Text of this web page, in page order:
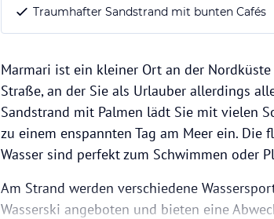
Traumhafter Sandstrand mit bunten Cafés
Marmari ist ein kleiner Ort an der
Straße, an der Sie als Urlauber allerdings
Sandstrand mit Palmen lädt Sie mit vielen
zu einem enspannten Tag am Meer ein.
Wasser sind perfekt zum Schwimmen oder
Am Strand werden verschiedene
Wasserski angeboten und bieten eine